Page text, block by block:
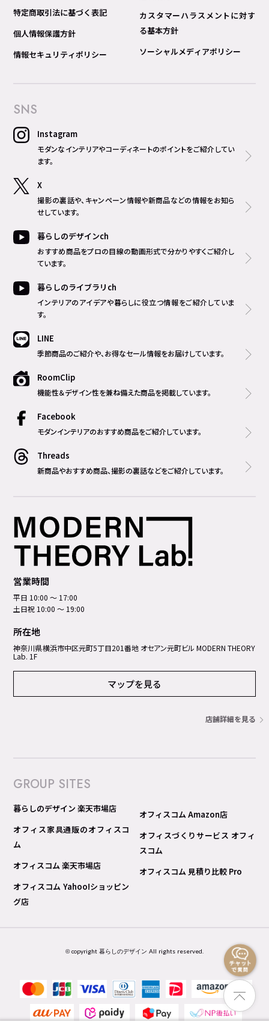
特定商取引法に基づく表記
個人情報保護方針
情報セキュリティポリシー
カスタマーハラスメントに対す
る基本方針
ソーシャルメディアポリシー
SNS
Instagram
モダンなインテリアやコーディネートのポイントをご紹介してい
ます。
X
撮影の裏話や、キャンペーン情報や新商品などの情報をお知ら
せしています。
暮らしのデザインch
おすすめ商品をプロの目線の動画形式で分かりやすくご紹介し
ています。
暮らしのライブラリch
インテリアのアイデアや暮らしに役立つ情報をご紹介していま
す。
LINE
季節商品のご紹介や、お得なセール情報をお届けしています。
RoomClip
機能性＆デザイン性を兼ね備えた商品を掲載しています。
Facebook
モダンインテリアのおすすめ商品をご紹介しています。
Threads
新商品やおすすめ商品、撮影の裏話などをご紹介しています。
営業時間
平日 10:00 ～ 17:00
土日祝 10:00 ～ 19:00
所在地
神奈川県横浜市中区元町5丁⽬201番地 オセアン元町ビル MODERN THEORY
Lab. 1F
マップを見る
店舗詳細を見る
GROUP SITES
暮らしのデザイン 楽天市場店
オフィス家具通販のオフィスコ
ム
オフィスコム 楽天市場店
オフィスコム Yahoo!ショッピン
グ店
オフィスコム Amazon店
オフィスづくりサービス オフィ
スコム
オフィスコム 見積り比較 Pro
© copyright 暮らしのデザイン All rights reserved.